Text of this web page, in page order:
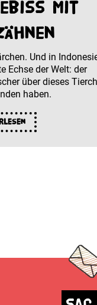
mit
Und in
Echse der Welt: der
über dieses
haben.